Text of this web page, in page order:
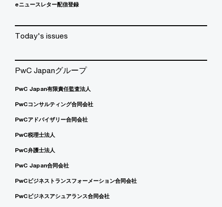
eニュースレター配信登録
Today's issues
PwC Japanグループ
PwC Japan有限責任監査法人
PwCコンサルティング合同会社
PwCアドバイザリー合同会社
PwC税理士法人
PwC弁護士法人
PwC Japan合同会社
PwCビジネストランスフォーメーション合同会社
PwCビジネスアシュアランス合同会社